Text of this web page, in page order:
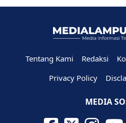
Tentang Kami Redaksi
Privacy Policy
MEDIA